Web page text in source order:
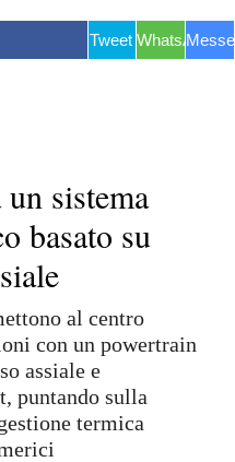
Tweet WhatsApp
sistema
basato su
al centro
con un powertrain
assiale e
puntando sulla
termica